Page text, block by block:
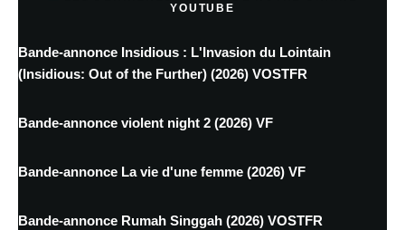
YOUTUBE
Bande-annonce Insidious : L'Invasion du Lointain
(Insidious: Out of the Further) (2026) VOSTFR
Bande-annonce violent night 2 (2026) VF
Bande-annonce La vie d'une femme (2026) VF
Bande-annonce Rumah Singgah (2026) VOSTFR